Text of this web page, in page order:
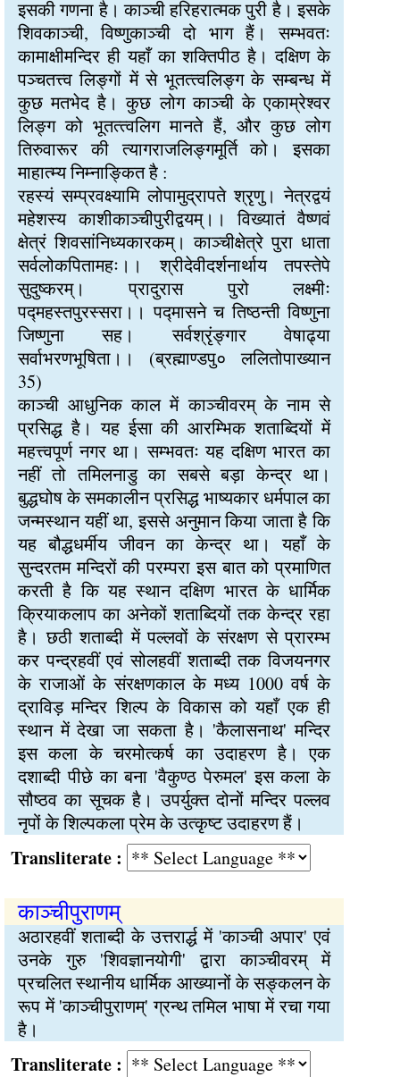
इसकी गणना है। काञ्ची हरिहरात्मक पुरी है। इसके
शिवकाञ्ची, विष्णुकाञ्ची दो भाग हैं। सम्भवतः
कामाक्षीमन्दिर ही यहाँ का शक्तिपीठ है। दक्षिण के
पञ्चतत्त्व लिङ्गों में से भूतत्‍त्वलिङ्ग के सम्बन्ध में
कुछ मतभेद है। कुछ लोग काञ्ची के एकाम्रेश्वर
लिङ्ग को भूतत्‍त्वलिग मानते हैं, और कुछ लोग
तिरुवारूर की त्यागराजलिङ्गमूर्ति को। इसका
माहात्म्य निम्नाङ्कित है :
रहस्यं सम्प्रवक्ष्यामि लोपामुद्रापते श्रृणु। नेत्रद्वयं
महेशस्य काशीकाञ्चीपुरीद्वयम्।। विख्यातं वैष्णवं
क्षेत्रं शिवसांनिध्यकारकम्। काञ्चीक्षेत्रे पुरा धाता
सर्वलोकपितामहः।। श्रीदेवीदर्शनार्थाय तपस्तेपे
सुदुष्करम्। प्रादुरास पुरो लक्ष्मीः
पद्महस्तपुरस्सरा।। पद्मासने च तिष्ठन्ती विष्णुना
जिष्णुना सह। सर्वश्रृंङ्गार वेषाढ्या
सर्वाभरणभूषिता।। (ब्रह्माण्डपु० ललितोपाख्यान
35)
काञ्ची आधुनिक काल में काञ्चीवरम् के नाम से
प्रसिद्ध है। यह ईसा की आरम्भिक शताब्दियों में
महत्त्वपूर्ण नगर था। सम्भवतः यह दक्षिण भारत का
नहीं तो तमिलनाडु का सबसे बड़ा केन्द्र था।
बुद्धघोष के समकालीन प्रसिद्ध भाष्यकार धर्मपाल का
जन्मस्थान यहीं था, इससे अनुमान किया जाता है कि
यह बौद्धधर्मीय जीवन का केन्द्र था। यहाँ के
सुन्दरतम मन्दिरों की परम्परा इस बात को प्रमाणित
करती है कि यह स्थान दक्षिण भारत के धार्मिक
क्रियाकलाप का अनेकों शताब्दियों तक केन्द्र रहा
है। छठी शताब्दी में पल्लवों के संरक्षण से प्रारम्भ
कर पन्द्रहवीं एवं सोलहवीं शताब्दी तक विजयनगर
के राजाओं के संरक्षणकाल के मध्य 1000 वर्ष के
द्राविड़ मन्दिर शिल्प के विकास को यहाँ एक ही
स्थान में देखा जा सकता है। 'कैलासनाथ' मन्दिर
इस कला के चरमोत्कर्ष का उदाहरण है। एक
दशाब्दी पीछे का बना 'वैकुण्ठ पेरुमल' इस कला के
सौष्ठव का सूचक है। उपर्युक्त दोनों मन्दिर पल्लव
नृपों के शिल्पकला प्रेम के उत्कृष्ट उदाहरण हैं।
:
काञ्चीपुराणम्
अठारहवीं शताब्दी के उत्तरार्द्ध में 'काञ्ची अपार' एवं
उनके गुरु 'शिवज्ञानयोगी' द्वारा काञ्चीवरम् में
प्रचलित स्थानीय धार्मिक आख्यानों के सङ्कलन के
रूप में 'काञ्चीपुराणम्' ग्रन्थ तमिल भाषा में रचा गया
है।
: